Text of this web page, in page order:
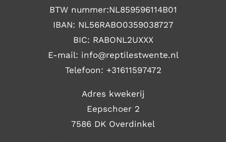
BTW nummer:NL859596114B01
IBAN: NL56RABO0359038727
BIC: RABONL2UXXX
E-mail: info@reptilestwente.nl
Telefoon: +31611597472
Adres kwekerij
Eepschoer 2
7586 DK Overdinkel